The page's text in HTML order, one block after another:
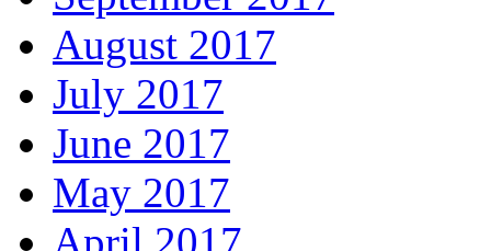
August 2017
July 2017
June 2017
May 2017
April 2017